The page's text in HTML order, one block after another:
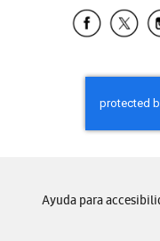
Ayuda para